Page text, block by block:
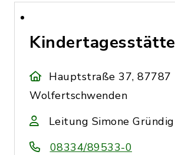
Kindertagesstätte
Hauptstraße 37, 87787
Wolfertschwenden
Leitung Simone Gründig
08334/89533-0